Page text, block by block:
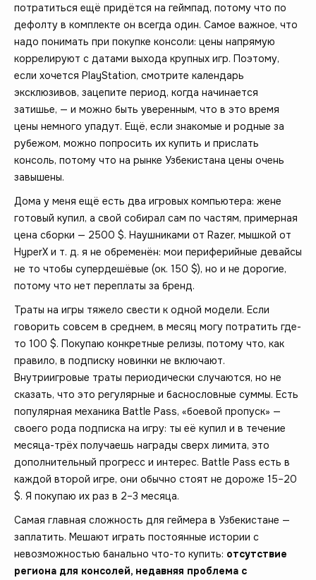
потратиться ещё придётся на геймпад, потому что по
дефолту в комплекте он всегда один. Самое важное, что
надо понимать при покупке консоли: цены напрямую
коррелируют с датами выхода крупных игр. Поэтому,
если хочется PlayStation, смотрите календарь
эксклюзивов, зацепите период, когда начинается
затишье, — и можно быть уверенным, что в это время
цены немного упадут. Ещё, если знакомые и родные за
рубежом, можно попросить их купить и прислать
консоль, потому что на рынке Узбекистана цены очень
завышены.
Дома у меня ещё есть два игровых компьютера: жене
готовый купил, а свой собирал сам по частям, примерная
цена сборки — 2500 $. Наушниками от Razer, мышкой от
HyperX и т. д. я не обременён: мои периферийные девайсы
не то чтобы супердешёвые (ок. 150 $), но и не дорогие,
потому что нет переплаты за бренд.
Траты на игры тяжело свести к одной модели. Если
говорить совсем в среднем, в месяц могу потратить где-
то 100 $. Покупаю конкретные релизы, потому что, как
правило, в подписку новинки не включают.
Внутриигровые траты периодически случаются, но не
сказать, что это регулярные и баснословные суммы. Есть
популярная механика Battle Pass, «боевой пропуск» —
своего рода подписка на игру: ты её купил и в течение
месяца-трёх получаешь награды сверх лимита, это
дополнительный прогресс и интерес. Battle Pass есть в
каждой второй игре, они обычно стоят не дороже 15–20
$. Я покупаю их раз в 2–3 месяца.
Самая главная сложность для геймера в Узбекистане —
заплатить. Мешают играть постоянные истории с
невозможностью банально что-то купить: отсутствие
региона для консолей, недавняя проблема с